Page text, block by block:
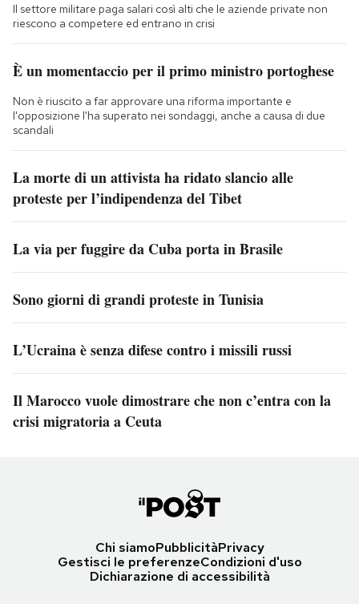
Il settore militare paga salari così alti che le aziende private non
riescono a competere ed entrano in crisi
È un momentaccio per il primo ministro portoghese
Non è riuscito a far approvare una riforma importante e
l'opposizione l'ha superato nei sondaggi, anche a causa di due
scandali
La morte di un attivista ha ridato slancio alle
proteste per l’indipendenza del Tibet
La via per fuggire da Cuba porta in Brasile
Sono giorni di grandi proteste in Tunisia
L’Ucraina è senza difese contro i missili russi
Il Marocco vuole dimostrare che non c’entra con la
crisi migratoria a Ceuta
Chi siamoPubblicitàPrivacy
Gestisci le preferenzeCondizioni d'uso
Dichiarazione di accessibilità